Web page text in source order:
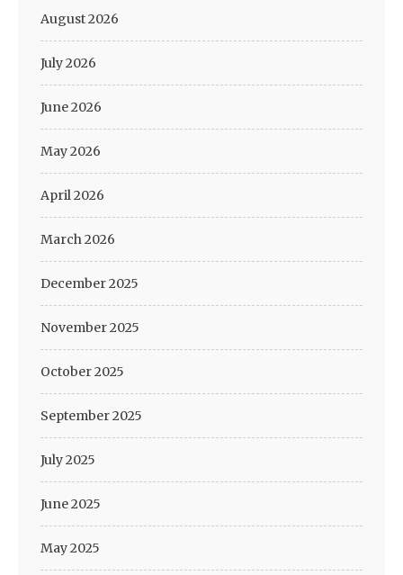
August 2026
July 2026
June 2026
May 2026
April 2026
March 2026
December 2025
November 2025
October 2025
September 2025
July 2025
June 2025
May 2025